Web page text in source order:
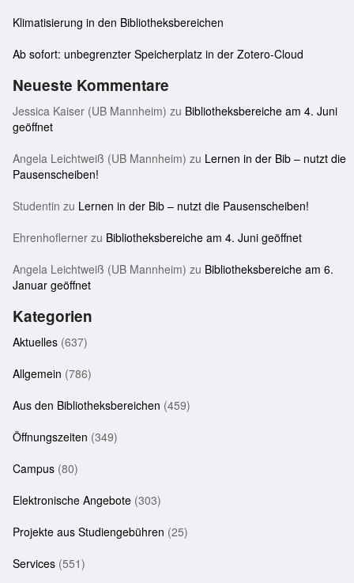
Klimatisierung in den Bibliotheksbereichen
Ab sofort: unbegrenzter Speicherplatz in der Zotero-Cloud
Neueste Kommentare
Jessica Kaiser (UB Mannheim) zu Bibliotheksbereiche am 4. Juni
geöffnet
Angela Leichtweiß (UB Mannheim) zu Lernen in der Bib – nutzt die
Pausenscheiben!
Studentin zu Lernen in der Bib – nutzt die Pausenscheiben!
Ehrenhoflerner zu Bibliotheksbereiche am 4. Juni geöffnet
Angela Leichtweiß (UB Mannheim) zu Bibliotheksbereiche am 6.
Januar geöffnet
Kategorien
Aktuelles (637)
Allgemein (786)
Aus den Bibliotheksbereichen (459)
Öffnungszeiten (349)
Campus (80)
Elektronische Angebote (303)
Projekte aus Studiengebühren (25)
Services (551)